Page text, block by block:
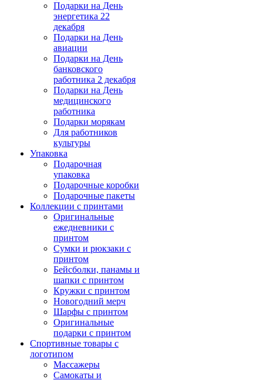
Подарки на День
энергетика 22
декабря
Подарки на День
авиации
Подарки на День
банковского
работника 2 декабря
Подарки на День
медицинского
работника
Подарки морякам
Для работников
культуры
Упаковка
Подарочная
упаковка
Подарочные коробки
Подарочные пакеты
Коллекции с принтами
Оригинальные
ежедневники с
принтом
Сумки и рюкзаки с
принтом
Бейсболки, панамы и
шапки с принтом
Кружки с принтом
Новогодний мерч
Шарфы с принтом
Оригинальные
подарки с принтом
Спортивные товары с
логотипом
Массажеры
Самокаты и